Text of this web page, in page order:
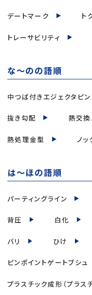
デートマーク ト
トレーサビリティ
な～のの語順
中つば付きエジェクタピン
抜き勾配 熱交換
熱処理金型 ノッ
は～ほの語順
パーティングライン
背圧 白化
バリ ひけ
ピンポイントゲートブシュ
プラスチック成形（プラス